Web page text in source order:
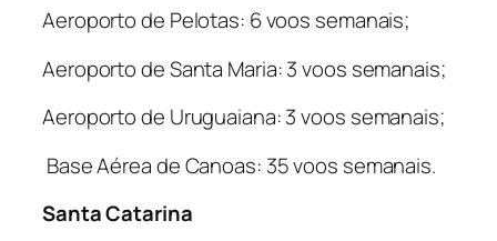
Aeroporto de Pelotas: 6 voos semanais;
Aeroporto de Santa Maria: 3 voos semanais;
Aeroporto de Uruguaiana: 3 voos semanais;
Base Aérea de Canoas: 35 voos semanais.
Santa Catarina